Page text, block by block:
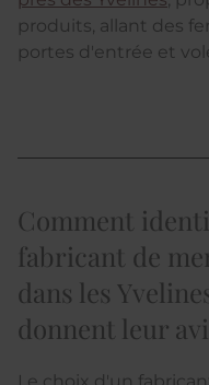
produits, allant des
portes d'entrée et
Comment
fabricant de
dans les
donnent leur